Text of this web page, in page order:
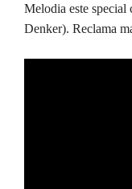
Melodia este special
Denker). Reclama